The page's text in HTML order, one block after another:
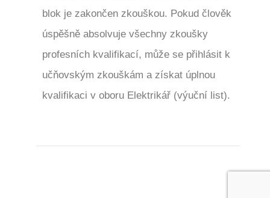
blok je zakončen zkouškou. Pokud člověk
úspěšně absolvuje všechny zkoušky
profesních kvalifikací, může se přihlásit k
učňovským zkouškám a získat úplnou
kvalifikaci v oboru Elektrikář (výuční list).